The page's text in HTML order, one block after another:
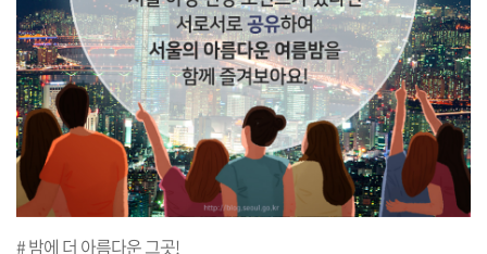
# 밤에 더 아름다운 그곳!